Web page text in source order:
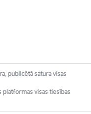
publicētā satura visas
platformas visas tiesības